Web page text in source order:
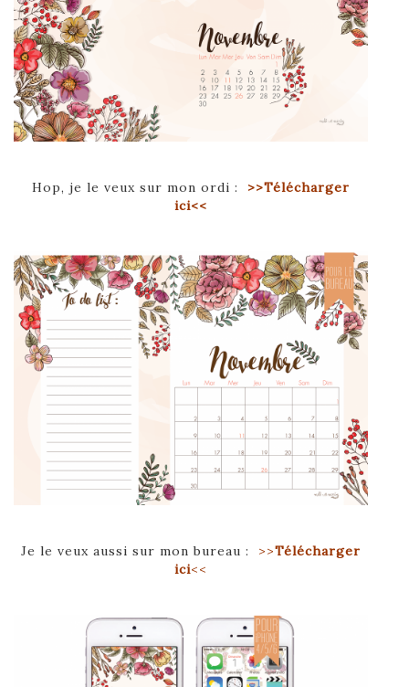
Hop, je le veux sur mon ordi : >>Télécharger
ici<<
Je le veux aussi sur mon bureau : >>Télécharger
ici<<